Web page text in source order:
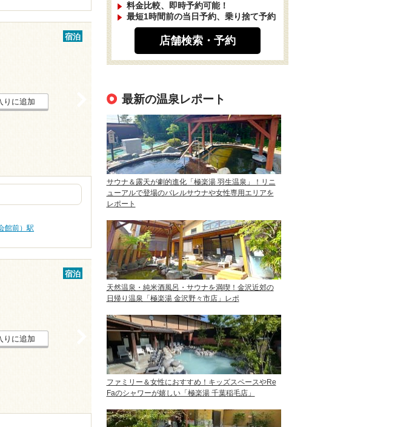
宿泊
りに追加
館前）駅
宿泊
りに追加
料金比較、即時予約可能！
最短1時間前の当日予約、乗り捨て予約
店舗検索・予約
最新の温泉レポート
サウナ＆露天が劇的進化「極楽湯 羽生温泉」！リニ
ューアルで登場のバレルサウナや女性専用エリアを
レポート
天然温泉・純米酒風呂・サウナを満喫！金沢近郊の
日帰り温泉「極楽湯 金沢野々市店」レポ
ファミリー＆女性におすすめ！キッズスペースやRe
Faのシャワーが嬉しい「極楽湯 千葉稲毛店」